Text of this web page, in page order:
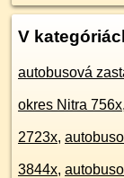
V
autobusová
okres Nitra 756x,
2723x,
3844x,